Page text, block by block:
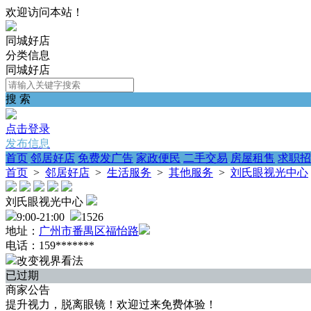
欢迎访问本站！
同城好店
分类信息
同城好店
搜 索
点击登录
发布信息
首页 邻居好店 免费发广告 家政便民 二手交易 房屋租售 求职
首页 > 邻居好店 > 生活服务 > 其他服务 > 刘氏眼视光中心
刘氏眼视光中心
9:00-21:00
1526
地址： 广州市番禺区福怡路
电话：159*******
改变视界看法
已过期
商家公告
提升视力，脱离眼镜！欢迎过来免费体验！